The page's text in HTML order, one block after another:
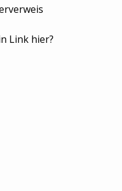
Link hier?